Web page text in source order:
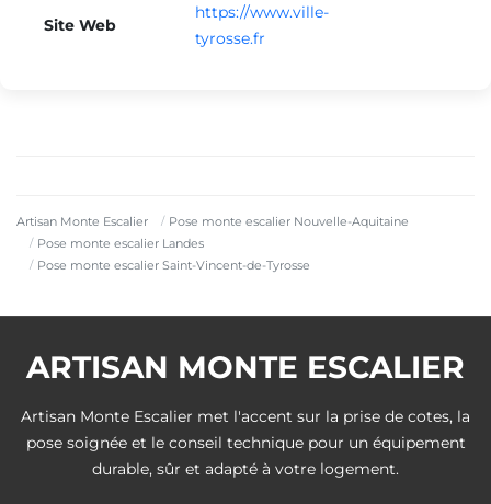
Artisan Monte Escalier
Pose monte escalier Nouvelle-Aquitaine
Pose monte escalier Landes
Pose monte escalier Saint-Vincent-de-Tyrosse
Site Web
https://www.ville-
tyrosse.fr
ARTISAN MONTE ESCALIER
Artisan Monte Escalier met l'accent sur la prise de cotes, la
pose soignée et le conseil technique pour un équipement
durable, sûr et adapté à votre logement.